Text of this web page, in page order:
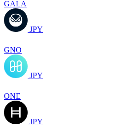
GALA
JPY
GNO
JPY
ONE
JPY